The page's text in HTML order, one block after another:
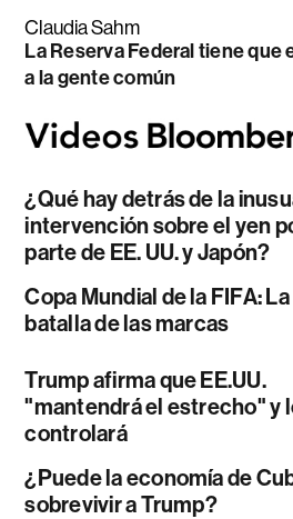
Claudia Sahm
La Reserva Federal tiene que
a la gente común
¿Qué hay detrás de la
intervención sobre el yen
parte de EE. UU. y Japón?
Copa Mundial de la FIFA: La
batalla de las marcas
Trump afirma que EE.UU.
"mantendrá el estrecho" y
controlará
¿Puede la economía de
sobrevivir a Trump?